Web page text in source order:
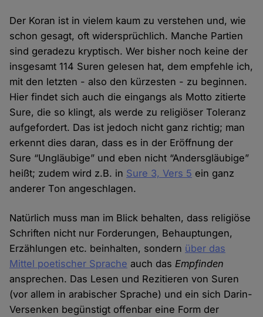
Der Koran ist in vielem kaum zu verstehen und, wie
schon gesagt, oft widersprüchlich. Manche Partien
sind geradezu kryptisch. Wer bisher noch keine der
insgesamt 114 Suren gelesen hat, dem empfehle ich,
mit den letzten - also den kürzesten - zu beginnen.
Hier findet sich auch die eingangs als Motto zitierte
Sure, die so klingt, als werde zu religiöser Toleranz
aufgefordert. Das ist jedoch nicht ganz richtig; man
erkennt dies daran, dass es in der Eröffnung der
Sure “Ungläubige” und eben nicht “Andersgläubige”
heißt; zudem wird z.B. in Sure 3, Vers 5 ein ganz
anderer Ton angeschlagen.
Natürlich muss man im Blick behalten, dass religiöse
Schriften nicht nur Forderungen, Behauptungen,
Erzählungen etc. beinhalten, sondern über das
Mittel poetischer Sprache auch dasEmpfinden
ansprechen. Das Lesen und Rezitieren von Suren
(vor allem in arabischer Sprache) und ein sich Darin-
Versenken begünstigt offenbar eine Form der